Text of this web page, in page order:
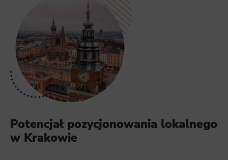
Potencjał pozycjonowania lokalnego
w Krakowie